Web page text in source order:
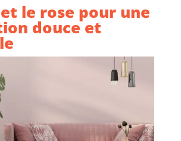
le rose pour une
douce et